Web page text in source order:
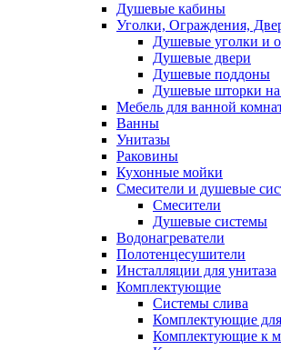
Душевые кабины
Уголки, Ограждения,
Душевые уголки и
Душевые двери
Душевые поддоны
Душевые шторки
Мебель для ванной
Ванны
Унитазы
Раковины
Кухонные мойки
Смесители и душевые
Смесители
Душевые системы
Водонагреватели
Полотенцесушители
Инсталляции для унитаза
Комплектующие
Системы слива
Комплектующие
Комплектующие к